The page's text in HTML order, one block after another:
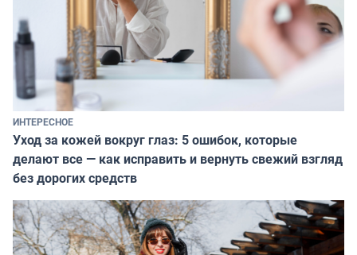
ИНТЕРЕСНОЕ
Уход за кожей вокруг глаз: 5 ошибок, которые
делают все — как исправить и вернуть свежий взгляд
без дорогих средств